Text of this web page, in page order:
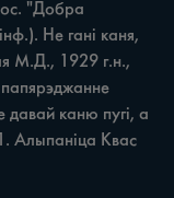
"Добра
Не гані каня,
М.Д., 1929 г.н.,
давай каню пугі, а
Алыпаніца Квас